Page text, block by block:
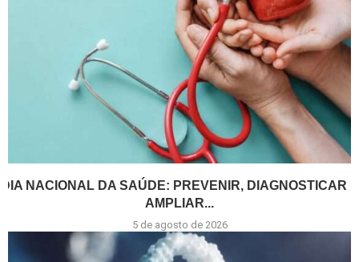
DIA NACIONAL DA SAÚDE: PREVENIR, DIAGNOSTICAR E
AMPLIAR...
5 de agosto de 2026